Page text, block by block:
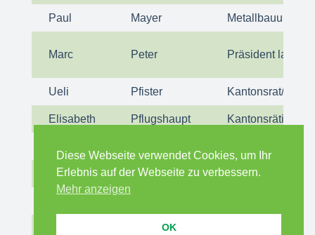
Paul Mayer
Marc Peter Präsident landw.
Ueli Pfister Kantonsrat/
Elisabeth Pflugshaupt Kantonsrätin
Werner Salzmann Ständerat
Schmid
Diese Webseite verwendet Cookies, um Ihr
Erlebnis auf der Webseite zu verbessern.
Mehr anzeigen
OK